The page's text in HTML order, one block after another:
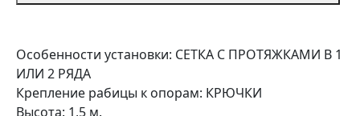
Особенности установки: СЕТКА С ПРОТЯЖКАМИ В 1
ИЛИ 2 РЯДА
Крепление рабицы к опорам: КРЮЧКИ
Высота: 1,5 м.